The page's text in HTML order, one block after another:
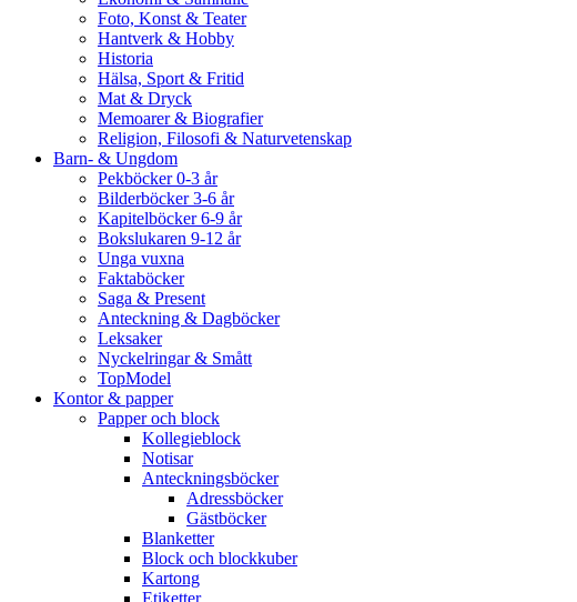
Foto, Konst & Teater
Hantverk & Hobby
Historia
Hälsa, Sport & Fritid
Mat & Dryck
Memoarer & Biografier
Religion, Filosofi & Naturvetenskap
Barn- & Ungdom
Pekböcker 0-3 år
Bilderböcker 3-6 år
Kapitelböcker 6-9 år
Bokslukaren 9-12 år
Unga vuxna
Faktaböcker
Saga & Present
Anteckning & Dagböcker
Leksaker
Nyckelringar & Smått
TopModel
Kontor & papper
Papper och block
Kollegieblock
Notisar
Anteckningsböcker
Adressböcker
Gästböcker
Blanketter
Block och blockkuber
Kartong
Etiketter